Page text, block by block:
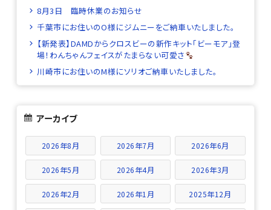
8月3日 臨時休業のお知らせ
千葉市にお住いのO様にジムニーをご納車いたしました。
【新発表】DAMDからクロスビーの新作キット「ビーモア」登
場！わんちゃんフェイスがたまらない可愛さ
川崎市にお住いのM様にソリオご納車いたしました。
アーカイブ
2026年8月 2026年7月 2026年6月
2026年5月 2026年4月 2026年3月
2026年2月 2026年1月 2025年12月